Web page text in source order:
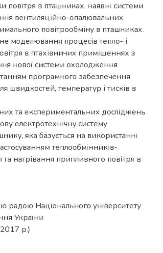
повітря в пташниках, наявні системи
вентиляційно-опалювальних
повітрообміну в пташниках.
моделювання процесів тепло- і
в птахівничих приміщеннях з
нової системи охолодження
програмного забезпечення
швидкостей, температур і тисків в
та експериментальних досліджень
електротехнічну систему
яка базується на використанні
теплообмінників-
нагрівання припливного повітря в
Національного університету
України
р.)